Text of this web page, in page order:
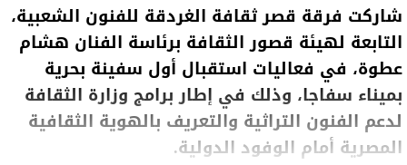
شاركت فرقة قصر ثقافة الغردقة للفنون الشعبية،
التابعة لهيئة قصور الثقافة برئاسة الفنان هشام
عطوة، في فعاليات استقبال أول سفينة بحرية
بميناء سفاجا، وذلك في إطار برامج وزارة الثقافة
لدعم الفنون التراثية والتعريف بالهوية الثقافية
المصرية أمام الوفود الدولية.